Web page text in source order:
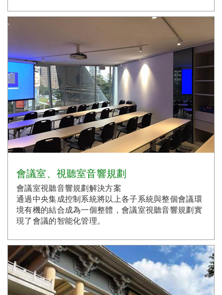
會議室、視聽室音響規劃
會議室視聽音響規劃解決方案
通過中央集成控制系統將以上各子系統與整個會議環
境有機的結合成為一個整體，會議室視聽音響規劃實
現了會議的智能化管理。